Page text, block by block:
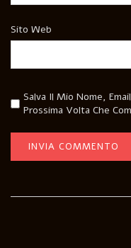
Sito Web
Salva Il Mio Nome,
Prossima Volta Che